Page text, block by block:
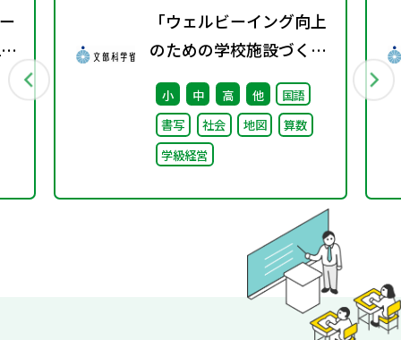
「ウェルビーイング向上
のための学校施設づくり
のアイディア集」の公表
について
小 中 高 他
国語
書写
社会 地図
算数
学級経営